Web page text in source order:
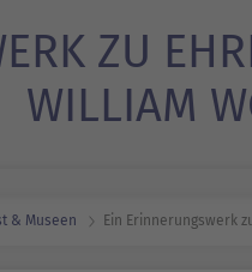
ZU
WILLIAM
& Museen Ein Erinnerungswerk